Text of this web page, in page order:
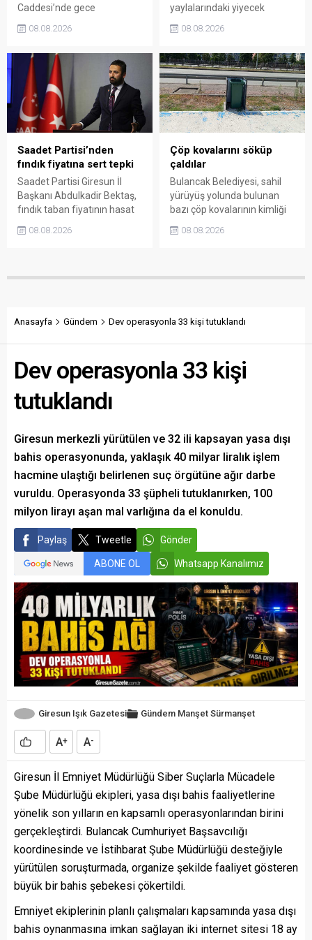
Caddesi’nde gece
saatlerinde çıkan silahlı
kavgada A.E. ayağından
bölgede kısa süreli panik
yaşanırken polis geniş çaplı
soruşturma başlattı.
08.08.2026
yaylalarındaki yiyecek
fiyatlarının çevre illere göre
belirgin biçimde yüksek
Valiliği, Tarım ve Orman İl
Müdürlüğü ile ilgili kurumları
denetime çağırdı. Akdoğan,
yüzde 50’ye ulaşan fiyat
farklarının araştırılması
gerektiğini söyledi.
08.08.2026
Saadet Partisi’nden
fındık fiyatına sert tepki
Saadet Partisi Giresun İl
Başkanı Abdulkadir Bektaş,
fındık taban fiyatının hasat
başlamasına rağmen
açıklanmamasına tepki
belirterek üreticiyi memnun
savundu.
08.08.2026
Çöp kovalarını söküp
çaldılar
Bulancak Belediyesi, sahil
yürüyüş yolunda bulunan
bazı çöp kovalarının kimliği
belirsiz kişi ya da kişilerce
sökülerek çalındığını açıkladı.
vatandaşlardan ihbar
08.08.2026
Anasayfa Gündem Dev operasyonla 33 kişi tutuklandı
Dev operasyonla 33 kişi
tutuklandı
Giresun merkezli yürütülen ve 32 ili kapsayan yasa dışı
bahis operasyonunda, yaklaşık 40 milyar liralık işlem
hacmine ulaştığı belirlenen suç örgütüne ağır darbe
vuruldu. Operasyonda 33 şüpheli tutuklanırken, 100
milyon lirayı aşan mal varlığına da el konuldu.
Paylaş Tweetle Gönder
ABONE OL Whatsapp Kanalımız
Giresun Işık Gazetesi Gündem Manşet Sürmanşet
A+ A-
Giresun İl Emniyet Müdürlüğü Siber Suçlarla Mücadele
Şube Müdürlüğü ekipleri, yasa dışı bahis faaliyetlerine
yönelik son yılların en kapsamlı operasyonlarından birini
gerçekleştirdi. Bulancak Cumhuriyet Başsavcılığı
koordinesinde ve İstihbarat Şube Müdürlüğü desteğiyle
yürütülen soruşturmada, organize şekilde faaliyet gösteren
büyük bir bahis şebekesi çökertildi.
Emniyet ekiplerinin planlı çalışmaları kapsamında yasa dışı
bahis oynanmasına imkan sağlayan iki internet sitesi 18 ay